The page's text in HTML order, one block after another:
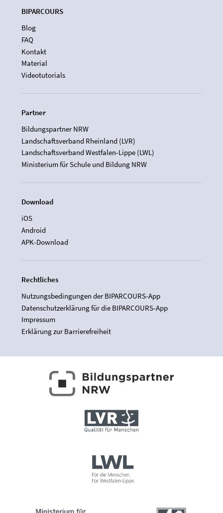
BIPARCOURS
Blog
FAQ
Kontakt
Material
Videotutorials
Partner
Bildungspartner NRW
Landschaftsverband Rheinland (LVR)
Landschaftsverband Westfalen-Lippe (LWL)
Ministerium für Schule und Bildung NRW
Download
iOS
Android
APK-Download
Rechtliches
Nutzungsbedingungen der BIPARCOURS-App
Datenschutzerklärung für die BIPARCOURS-App
Impressum
Erklärung zur Barrierefreiheit